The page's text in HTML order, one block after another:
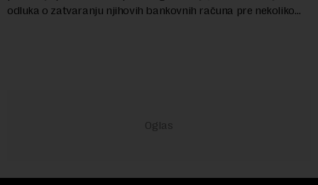
odluka o zatvaranju njihovih bankovnih računa pre nekoliko